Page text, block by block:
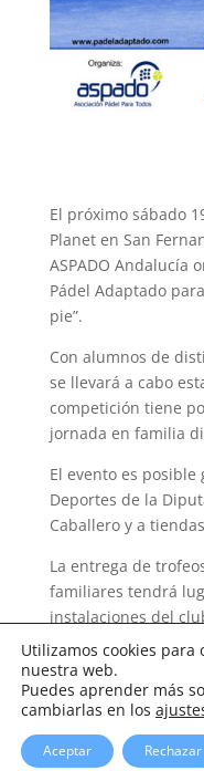
El próximo sábado
Planet en San
ASPADO Andalucía
Pádel Adaptado
pie”.
Con alumnos de
se llevará a cabo
competición tiene
jornada en familia
El evento es posible
Deportes de la
Caballero y a
La entrega de
familiares tendrá
instalaciones del
Utilizamos cookies
nuestra web.
Puedes aprender más
cambiarlas en los
Aceptar Rechazar